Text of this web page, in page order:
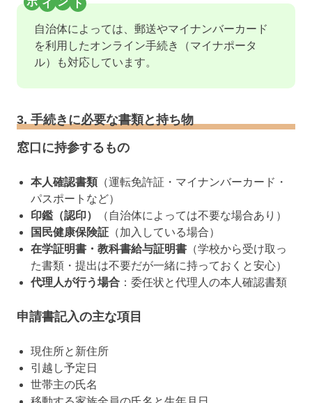
自治体によっては、郵送やマイナンバーカード
を利用したオンライン手続き（マイナポータ
ル）も対応しています。
3. 手続きに必要な書類と持ち物
窓口に持参するもの
本人確認書類 （運転免許証・マイナンバーカード・
パスポートなど）
印鑑（認印）
（自治体によっては不要な場合あり）
国民健康保険証 （加入している場合）
在学証明書・教科書給与証明書 （学校から受け取っ
た書類・提出は不要だが一緒に持っておくと安心）
代理人が行う場合 ：委任状と代理人の本人確認書類
申請書記入の主な項目
現住所と新住所
引越し予定日
世帯主の氏名